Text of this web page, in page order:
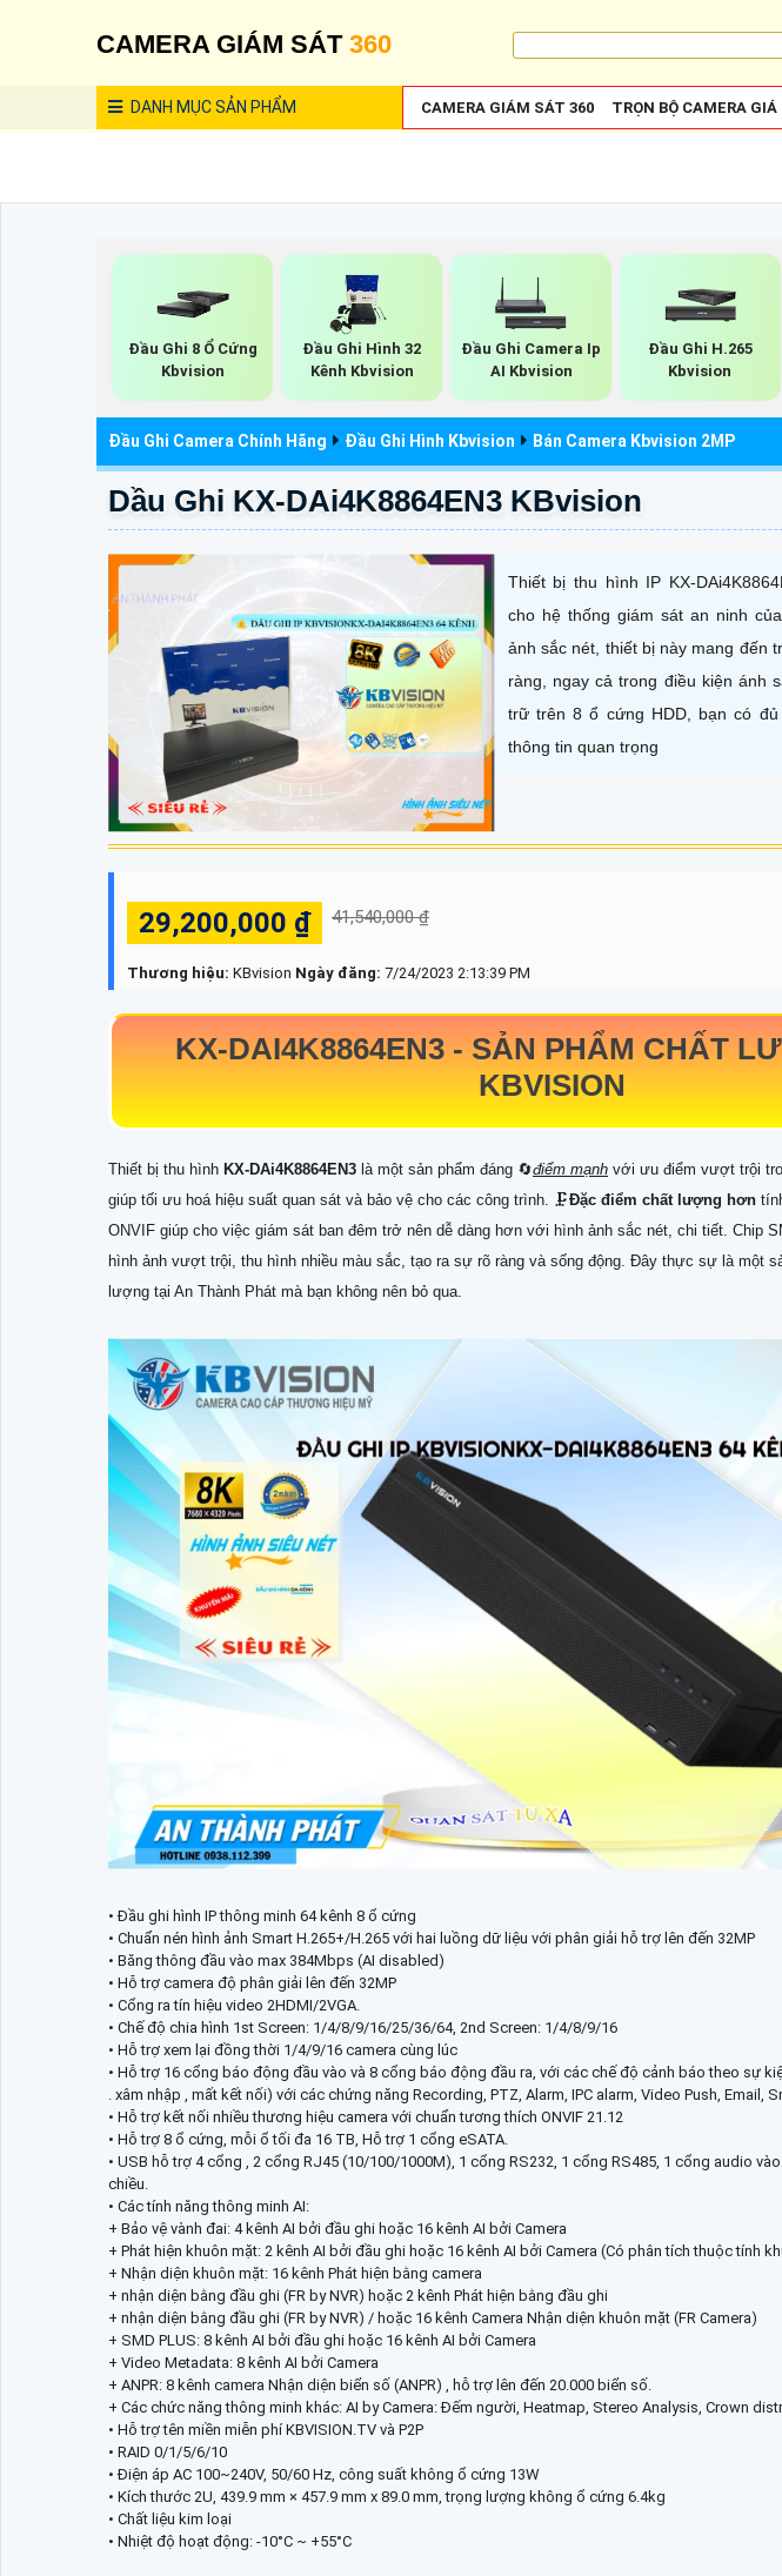
CAMERA GIÁM SÁT 360
DANH MỤCSẢN PHẨM CAMERA GIÁM SÁT 360 TRỌN BỘ CAMERA GIÁ
Đầu Ghi 8 Ổ Cứng
Kbvision
Đầu Ghi Hình 32
Kênh Kbvision
Đầu Ghi Camera Ip
AI Kbvision
Đầu Ghi H.265
Kbvision
Đầu Ghi Camera Chính Hãng Đầu Ghi Hình Kbvision Bán Camera Kbvision 2MP
Dầu Ghi KX-DAi4K8864EN3 KBvision
Thiết bị thu hình IP KX-
cho hệ thống giám sát an ninh
ảnh sắc nét, thiết bị này mang đến
ràng, ngay cả trong điều kiện ánh
trữ trên 8 ổ cứng HDD, bạn có
thông tin quan trọng
29,200,000 ₫ 41,540,000 ₫
Thương hiệu: KBvision Ngày đăng: 7/24/2023 2:13:39 PM
KX-DAI4K8864EN3 - SẢN PHẨM CHẤT
KBVISION
Thiết bị thu hình KX-DAi4K8864EN3 là một sản phẩm đáng 🔄điểm mạnh với ưu điểm vượt trội
giúp tối ưu hoá hiệu suất quan sát và bảo vệ cho các công trình. 🗜️Đặc điểm chất lượng hơn
ONVIF giúp cho việc giám sát ban đêm trở nên dễ dàng hơn với hình ảnh sắc nét, chi tiết. Chip
hình ảnh vượt trội, thu hình nhiều màu sắc, tạo ra sự rõ ràng và sống động. Đây thực sự là một
lượng tại An Thành Phát mà bạn không nên bỏ qua.
• Đầu ghi hình IP thông minh 64 kênh 8 ổ cứng
• Chuẩn nén hình ảnh Smart H.265+/H.265 với hai luồng dữ liệu với phân giải hỗ trợ lên đến 32MP
• Băng thông đầu vào max 384Mbps (AI disabled)
• Hỗ trợ camera độ phân giải lên đến 32MP
• Cổng ra tín hiệu video 2HDMI/2VGA.
• Chế độ chia hình 1st Screen: 1/4/8/9/16/25/36/64, 2nd Screen: 1/4/8/9/16
• Hỗ trợ xem lại đồng thời 1/4/9/16 camera cùng lúc
• Hỗ trợ 16 cổng báo động đầu vào và 8 cổng báo động đầu ra, với các chế độ cảnh báo theo sự
. xâm nhập , mất kết nối) với các chứng năng Recording, PTZ, Alarm, IPC alarm, Video Push, Email,
• Hỗ trợ kết nối nhiều thương hiệu camera với chuẩn tương thích ONVIF 21.12
• Hỗ trợ 8 ổ cứng, mỗi ổ tối đa 16 TB, Hỗ trợ 1 cổng eSATA.
• USB hỗ trợ 4 cổng , 2 cổng RJ45 (10/100/1000M), 1 cổng RS232, 1 cổng RS485, 1 cổng audio
chiều.
• Các tính năng thông minh AI:
+ Bảo vệ vành đai: 4 kênh AI bởi đầu ghi hoặc 16 kênh AI bởi Camera
+ Phát hiện khuôn mặt: 2 kênh AI bởi đầu ghi hoặc 16 kênh AI bởi Camera (Có phân tích thuộc tính
+ Nhận diện khuôn mặt: 16 kênh Phát hiện bằng camera
+ nhận diện bằng đầu ghi (FR by NVR) hoặc 2 kênh Phát hiện bằng đầu ghi
+ nhận diện bằng đầu ghi (FR by NVR) / hoặc 16 kênh Camera Nhận diện khuôn mặt (FR Camera)
+ SMD PLUS: 8 kênh AI bởi đầu ghi hoặc 16 kênh AI bởi Camera
+ Video Metadata: 8 kênh AI bởi Camera
+ ANPR: 8 kênh camera Nhận diện biển số (ANPR) , hỗ trợ lên đến 20.000 biển số.
+ Các chức năng thông minh khác: AI by Camera: Đếm người, Heatmap, Stereo Analysis, Crown
• Hỗ trợ tên miền miễn phí KBVISION.TV và P2P
• RAID 0/1/5/6/10
• Điện áp AC 100~240V, 50/60 Hz, công suất không ổ cứng 13W
• Kích thước 2U, 439.9 mm × 457.9 mm x 89.0 mm, trọng lượng không ổ cứng 6.4kg
• Chất liệu kim loại
• Nhiệt độ hoạt động: -10°C ~ +55°C